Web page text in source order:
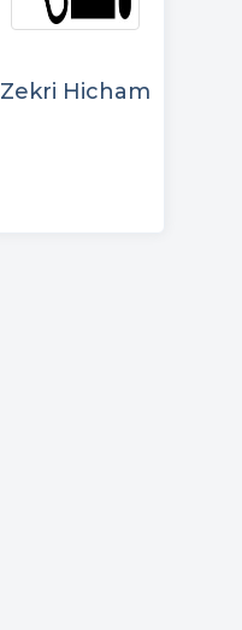
Zekri Hicham